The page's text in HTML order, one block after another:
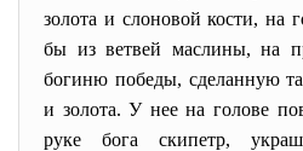
золота и слоновой кости, на
бы из ветвей маслины, на
богиню победы, сделанную
и золота. У нее на голове
руке бога скипетр,